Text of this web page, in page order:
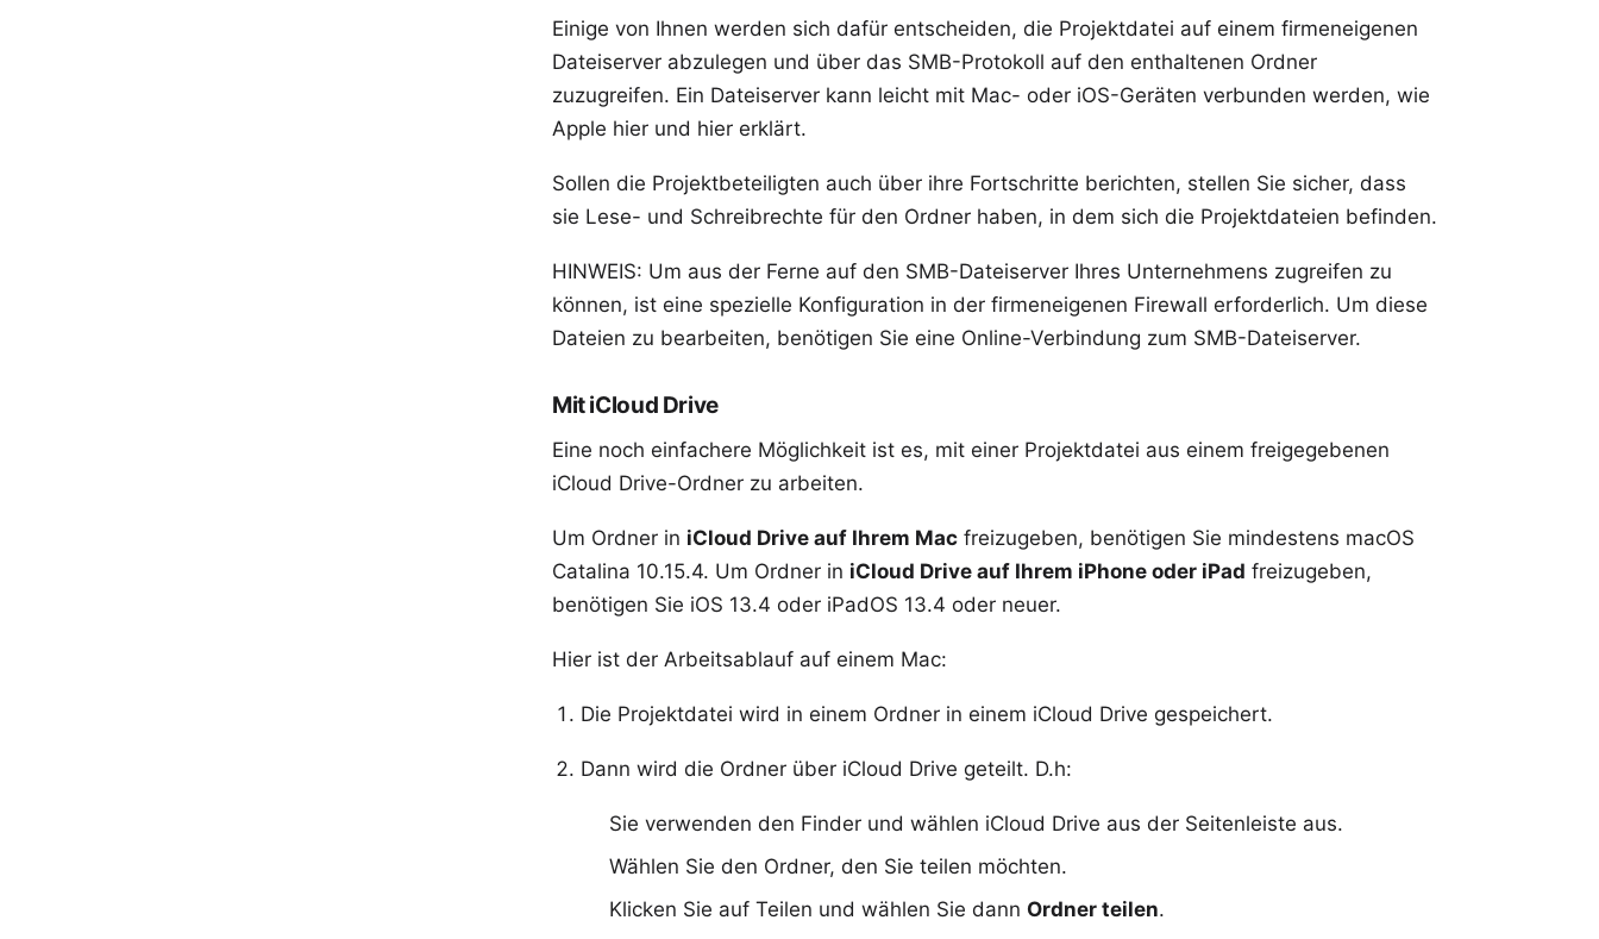
Einige von Ihnen werden sich dafür entscheiden, die Projektdatei auf einem firmeneigenen
Dateiserver abzulegen und über das SMB-Protokoll auf den enthaltenen Ordner
zuzugreifen. Ein Dateiserver kann leicht mit Mac- oder iOS-Geräten verbunden werden, wie
Apple hier und hier erklärt.
Sollen die Projektbeteiligten auch über ihre Fortschritte berichten, stellen Sie sicher, dass
sie Lese- und Schreibrechte für den Ordner haben, in dem sich die Projektdateien befinden.
HINWEIS: Um aus der Ferne auf den SMB-Dateiserver Ihres Unternehmens zugreifen zu
können, ist eine spezielle Konfiguration in der firmeneigenen Firewall erforderlich. Um diese
Dateien zu bearbeiten, benötigen Sie eine Online-Verbindung zum SMB-Dateiserver.
Mit iCloud Drive
Eine noch einfachere Möglichkeit ist es, mit einer Projektdatei aus einem freigegebenen
iCloud Drive-Ordner zu arbeiten.
Um Ordner in iCloud Drive auf Ihrem Mac freizugeben, benötigen Sie mindestens macOS
Catalina 10.15.4. Um Ordner in iCloud Drive auf Ihrem iPhone oder iPad freizugeben,
benötigen Sie iOS 13.4 oder iPadOS 13.4 oder neuer.
Hier ist der Arbeitsablauf auf einem Mac:
Die Projektdatei wird in einem Ordner in einem iCloud Drive gespeichert.
Dann wird die Ordner über iCloud Drive geteilt. D.h:
Sie verwenden den Finder und wählen iCloud Drive aus der Seitenleiste aus.
Wählen Sie den Ordner, den Sie teilen möchten.
Klicken Sie auf Teilen und wählen Sie dann Ordner teilen.